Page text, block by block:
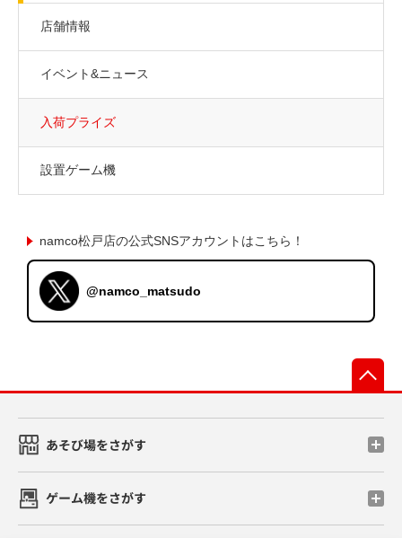
店舗情報
イベント&ニュース
入荷プライズ
設置ゲーム機
namco松戸店の公式SNSアカウントはこちら！
@namco_matsudo
あそび場をさがす
ゲーム機をさがす